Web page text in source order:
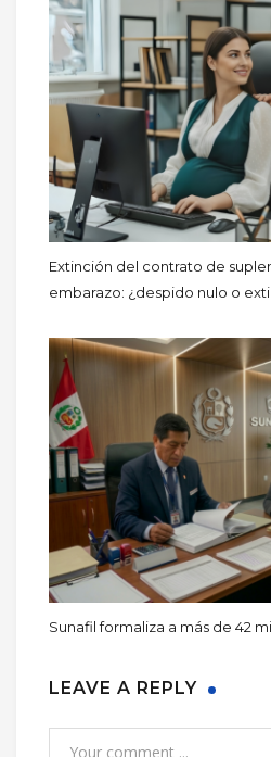
Extinción del contrato de
embarazo: ¿despido nulo o
Sunafil formaliza a más de 42
LEAVE A REPLY